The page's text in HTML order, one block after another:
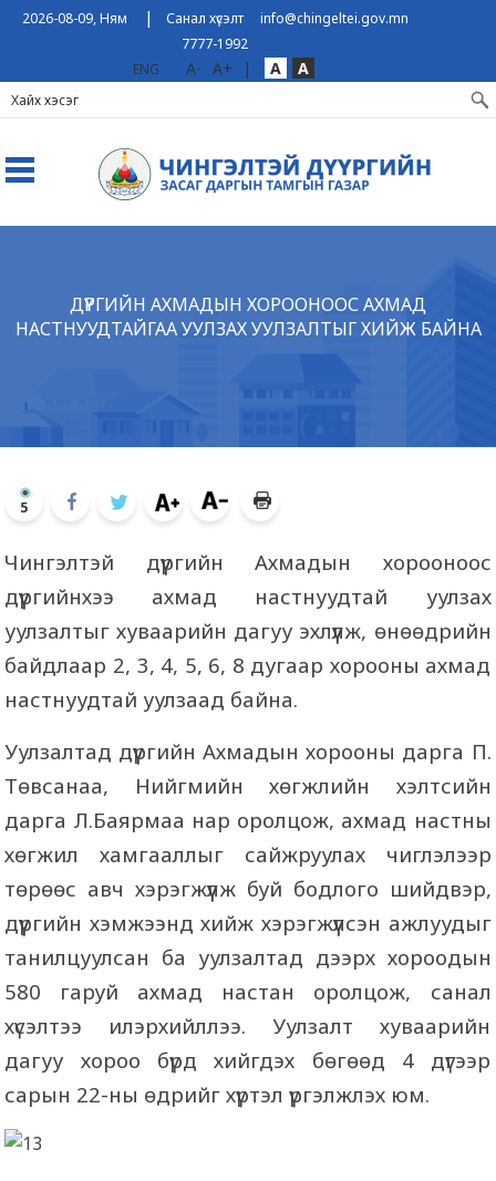
2026-08-09, Ням | Санал хүсэлт
info@chingeltei.gov.mn
7777-1992
ENG
A- A+ | A A
ДҮҮРГИЙН АХМАДЫН ХОРООНООС АХМАД
НАСТНУУДТАЙГАА УУЛЗАХ УУЛЗАЛТЫГ ХИЙЖ БАЙНА
5
Чингэлтэй дүүргийн Ахмадын хорооноос
дүүргийнхээ ахмад настнуудтай уулзах
уулзалтыг хуваарийн дагуу эхлүүлж, өнөөдрийн
байдлаар 2, 3, 4, 5, 6, 8 дугаар хорооны ахмад
настнуудтай уулзаад байна.
Уулзалтад дүүргийн Ахмадын хорооны дарга П.
Төвсанаа, Нийгмийн хөгжлийн хэлтсийн
дарга Л.Баярмаа нар оролцож, ахмад настны
хөгжил хамгааллыг сайжруулах чиглэлээр
төрөөс авч хэрэгжүүлж буй бодлого шийдвэр,
дүүргийн хэмжээнд хийж хэрэгжүүлсэн ажлуудыг
танилцуулсан ба уулзалтад дээрх хороодын
580 гаруй ахмад настан оролцож, санал
хүсэлтээ илэрхийллээ. Уулзалт хуваарийн
дагуу хороо бүрд хийгдэх бөгөөд 4 дүгээр
сарын 22-ны өдрийг хүртэл үргэлжлэх юм.